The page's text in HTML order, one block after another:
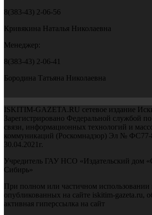
8(383-43) 2-06-56
Кривякина Наталья Николаевна
Менеджер:
8(383-43) 2-06-41
Бородина Татьяна Николаевна
ISKITIM-GAZETA.RU сетевое издание
Зарегистрировано Федеральной службой
связи, информационных технологий и
коммуникаций (Роскомнадзор) Эл № ФС77-
30.04.2021г.
Учредитель ГАУ НСО «Издательский дом
Сибирь»
При полном или частичном использовании
опубликованных на сайте iskitim-gazeta.ru,
активная гиперссылка на сайт